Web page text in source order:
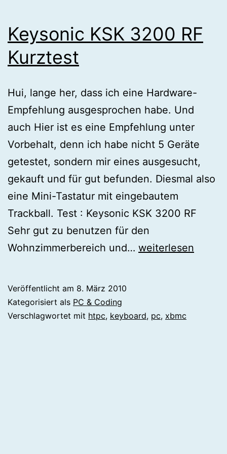
Keysonic KSK 3200 RF
Kurztest
Hui, lange her, dass ich eine Hardware-
Empfehlung ausgesprochen habe. Und
auch Hier ist es eine Empfehlung unter
Vorbehalt, denn ich habe nicht 5 Geräte
getestet, sondern mir eines ausgesucht,
gekauft und für gut befunden. Diesmal also
eine Mini-Tastatur mit eingebautem
Trackball. Test : Keysonic KSK 3200 RF
Sehr gut zu benutzen für den
Wohnzimmerbereich und… Keysonic
Kurztest
weiterlesen
Veröffentlicht am 8. März 2010
Kategorisiert als PC & Coding
Verschlagwortet mit htpc, keyboard, pc, xbmc